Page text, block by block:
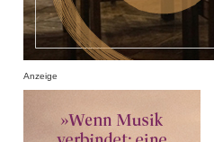
Anzeige